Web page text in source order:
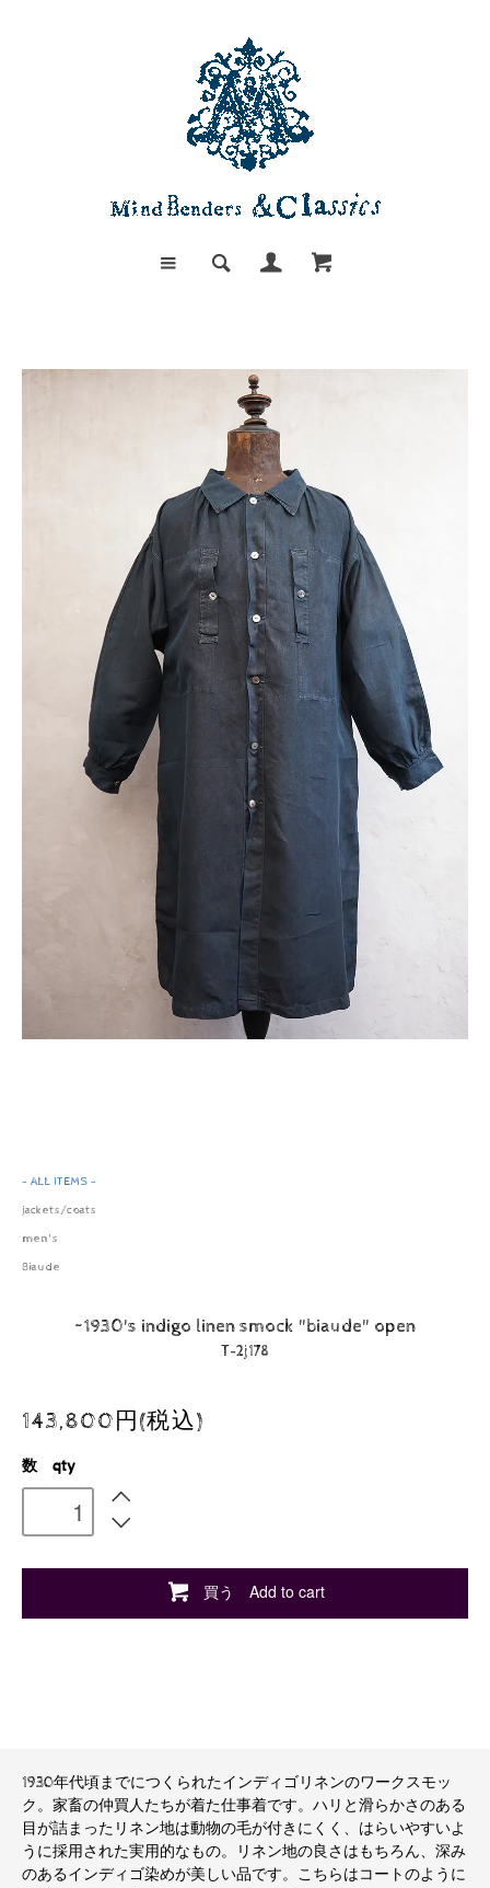
- ALL ITEMS -
jackets/coats
men's
Biaude
~1930's indigo linen smock "biaude" open
T-2j178
143,800円(税込)
数 qty
買う Add to cart
1930年代頃までにつくられたインディゴリネンのワークスモッ
ク。家畜の仲買人たちが着た仕事着です。ハリと滑らかさのある
目が詰まったリネン地は動物の毛が付きにくく、はらいやすいよ
うに採用された実用的なもの。リネン地の良さはもちろん、深み
のあるインディゴ染めが美しい品です。こちらはコートのように